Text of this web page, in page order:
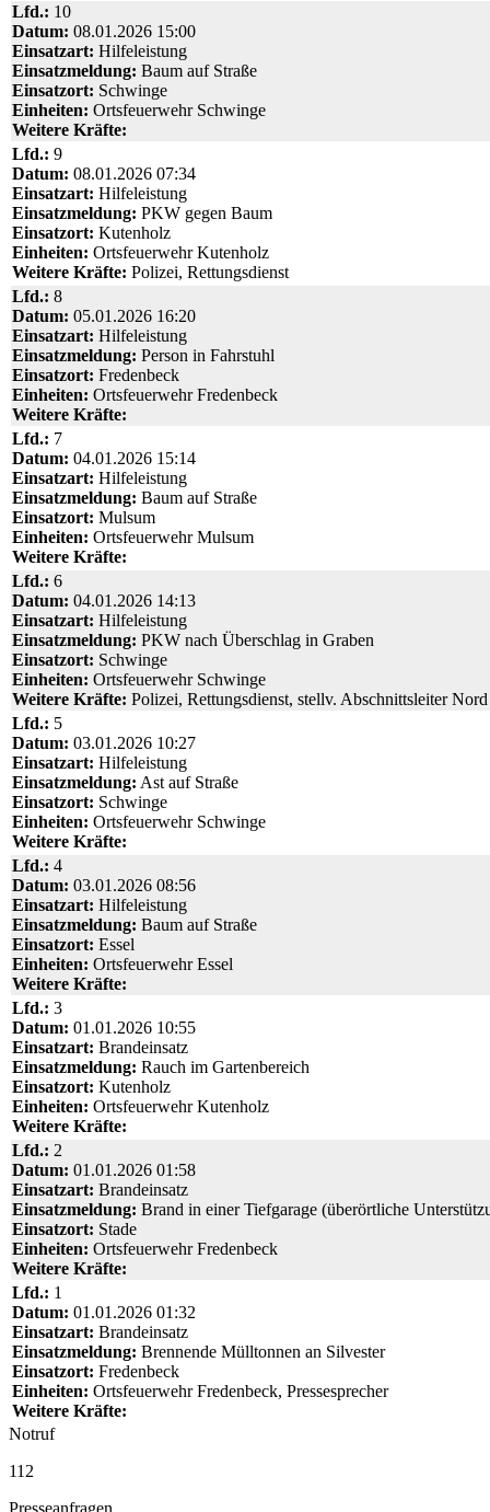
Lfd.: 10
Datum: 08.01.2026 15:00
Einsatzart: Hilfeleistung
Einsatzmeldung: Baum auf Straße
Einsatzort: Schwinge
Einheiten: Ortsfeuerwehr Schwinge
Weitere Kräfte:
Lfd.: 9
Datum: 08.01.2026 07:34
Einsatzart: Hilfeleistung
Einsatzmeldung: PKW gegen Baum
Einsatzort: Kutenholz
Einheiten: Ortsfeuerwehr Kutenholz
Weitere Kräfte: Polizei, Rettungsdienst
Lfd.: 8
Datum: 05.01.2026 16:20
Einsatzart: Hilfeleistung
Einsatzmeldung: Person in Fahrstuhl
Einsatzort: Fredenbeck
Einheiten: Ortsfeuerwehr Fredenbeck
Weitere Kräfte:
Lfd.: 7
Datum: 04.01.2026 15:14
Einsatzart: Hilfeleistung
Einsatzmeldung: Baum auf Straße
Einsatzort: Mulsum
Einheiten: Ortsfeuerwehr Mulsum
Weitere Kräfte:
Lfd.: 6
Datum: 04.01.2026 14:13
Einsatzart: Hilfeleistung
Einsatzmeldung: PKW nach Überschlag in Graben
Einsatzort: Schwinge
Einheiten: Ortsfeuerwehr Schwinge
Weitere Kräfte: Polizei, Rettungsdienst, stellv. Abschnittsleiter Nord
Lfd.: 5
Datum: 03.01.2026 10:27
Einsatzart: Hilfeleistung
Einsatzmeldung: Ast auf Straße
Einsatzort: Schwinge
Einheiten: Ortsfeuerwehr Schwinge
Weitere Kräfte:
Lfd.: 4
Datum: 03.01.2026 08:56
Einsatzart: Hilfeleistung
Einsatzmeldung: Baum auf Straße
Einsatzort: Essel
Einheiten: Ortsfeuerwehr Essel
Weitere Kräfte:
Lfd.: 3
Datum: 01.01.2026 10:55
Einsatzart: Brandeinsatz
Einsatzmeldung: Rauch im Gartenbereich
Einsatzort: Kutenholz
Einheiten: Ortsfeuerwehr Kutenholz
Weitere Kräfte:
Lfd.: 2
Datum: 01.01.2026 01:58
Einsatzart: Brandeinsatz
Einsatzmeldung: Brand in einer Tiefgarage (überörtliche
Einsatzort: Stade
Einheiten: Ortsfeuerwehr Fredenbeck
Weitere Kräfte:
Lfd.: 1
Datum: 01.01.2026 01:32
Einsatzart: Brandeinsatz
Einsatzmeldung: Brennende Mülltonnen an Silvester
Einsatzort: Fredenbeck
Einheiten: Ortsfeuerwehr Fredenbeck, Pressesprecher
Weitere Kräfte:
Notruf
112